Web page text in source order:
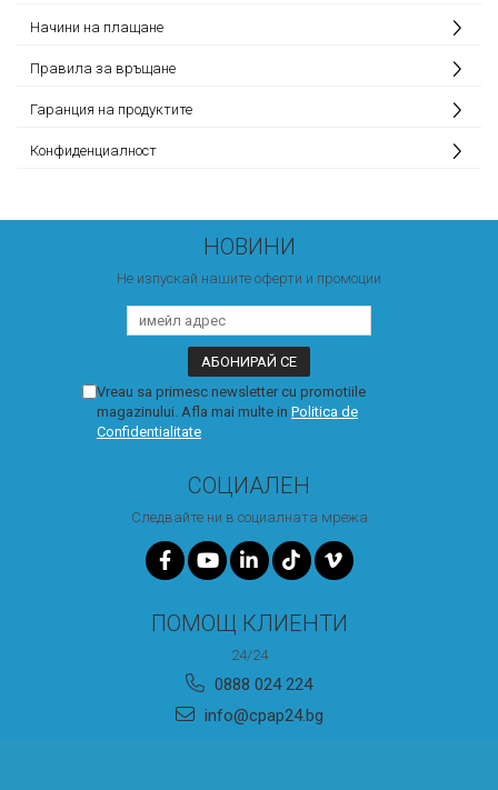
Начини на плащане
Правила за връщане
Гаранция на продуктите
Конфиденциалност
НОВИНИ
Не изпускай нашите оферти и промоции
Vreau sa primesc newsletter cu promotiile
magazinului. Afla mai multe in Politica de
Confidentialitate
СОЦИАЛЕН
Следвайте ни в социалната мрежа
ПОМОЩ КЛИЕНТИ
24/24
0888 024 224
info@cpap24.bg